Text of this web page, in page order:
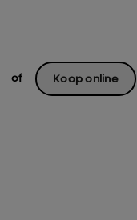
of Koop online